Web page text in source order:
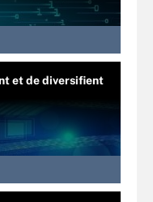
et de diversifient